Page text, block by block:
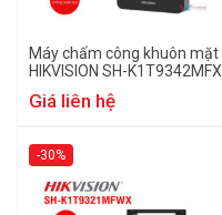
Máy chấm công khuôn mặt
HIKVISION SH-K1T9342MFX
Giá liên hệ
-30%